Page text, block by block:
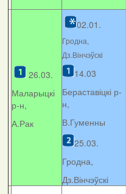
26.03.
Маларыцкі
р-н,
А.Рак
02.01.
Гродна,
Дз.Вінчэўскі
14.03
Бераставіцкі р-
н,
В.Гуменны
25.03.
Гродна,
Дз.Вінчэўскі